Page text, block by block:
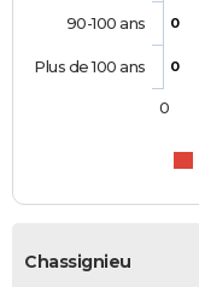
0
0
90-100 ans
Plus de 100 ans
0
Chassignieu